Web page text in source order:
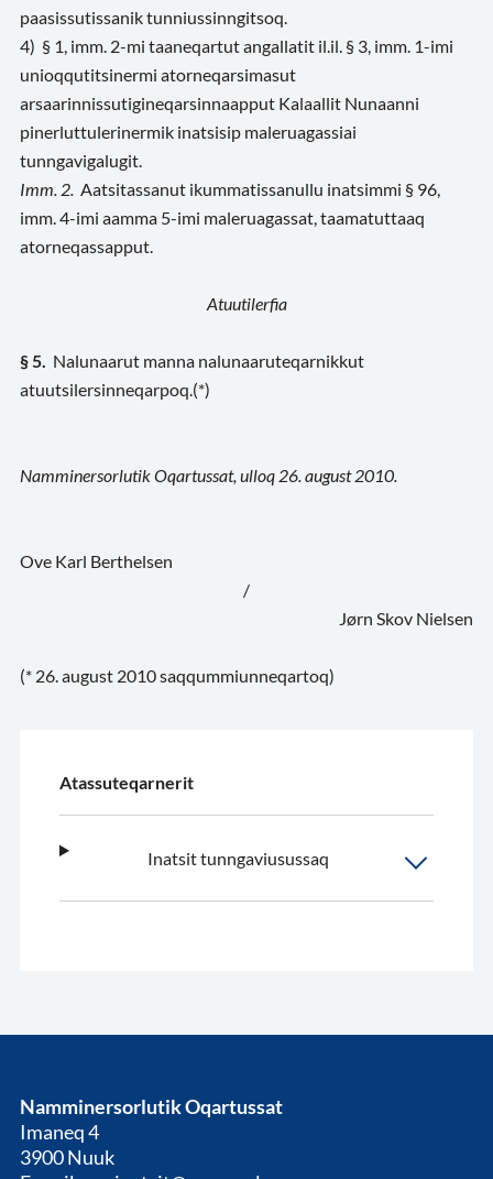
paasissutissanik tunniussinngitsoq.
4) § 1, imm. 2-mi taaneqartut angallatit il.il. § 3, imm. 1-imi
unioqqutitsinermi atorneqarsimasut
arsaarinnissutigineqarsinnaapput Kalaallit Nunaanni
pinerluttulerinermik inatsisip maleruagassiai
tunngavigalugit.
Imm. 2. Aatsitassanut ikummatissanullu inatsimmi § 96,
imm. 4-imi aamma 5-imi maleruagassat, taamatuttaaq
atorneqassapput.
Atuutilerfia
§ 5. Nalunaarut manna nalunaaruteqarnikkut
atuutsilersinneqarpoq.(*)
Namminersorlutik Oqartussat, ulloq 26. august 2010.
Ove Karl Berthelsen
/
Jørn Skov Nielsen
(* 26. august 2010 saqqummiunneqartoq)
Atassuteqarnerit
Inatsit tunngaviusussaq
Namminersorlutik Oqartussat
Imaneq 4
3900 Nuuk